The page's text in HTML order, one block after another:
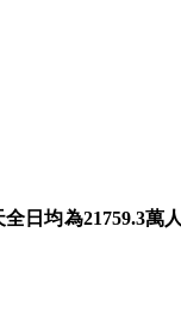
全 日均為21759.3萬